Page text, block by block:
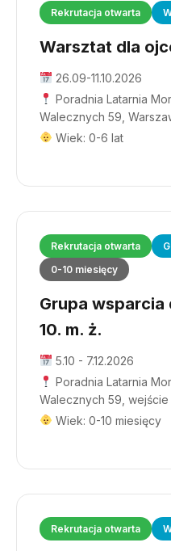
Rekrutacja otwarta
Warsztat dla
26.09-11.10.2026
Poradnia Latarnia
Walecznych 59,
Wiek: 0-6 lat
Rekrutacja otwarta
0-10 miesięcy
Grupa wsparcia
10. m. ż.
5.10 - 7.12.2026
Poradnia Latarnia
Walecznych 59, wejście
Wiek: 0-10 miesięcy
Rekrutacja otwarta